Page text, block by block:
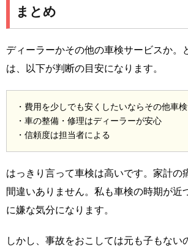
まとめ
ディーラーかその他の車検サービスか。
は、以下が判断の目安になります。
・費用を少しでも安くしたいならその他車
・車の整備・修理はディーラーが安心
・信頼度は担当者による
はっきり言って車検は高いです。家計の
間違いありません。私も車検の時期が近
に嫌な気分になります。
しかし、事故をおこしては元も子もない